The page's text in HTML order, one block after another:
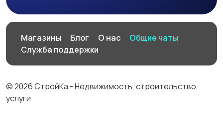
Магазины Блог О нас
Общие чаты
Служба поддержки
© 2026 СтройКа - Недвижимость, строительство,
услуги